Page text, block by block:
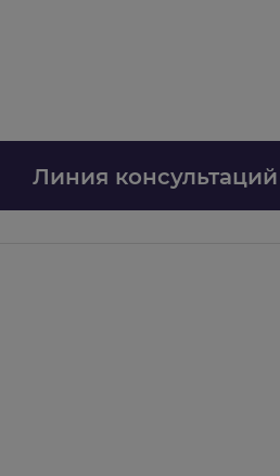
Линия консультаций